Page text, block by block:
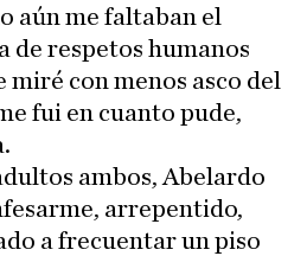
aún me faltaban el
de respetos humanos
miré con menos asco del
fui en cuanto pude,
ambos, Abelardo
arrepentido,
a frecuentar un piso